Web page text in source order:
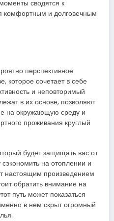
сводятся к
комфортным и долговечным
перспективное
которое сочетает в себе
и неповторимый
в их основе, позволяют
на окружающую среду и
проживания круглый
будет защищать вас от
на отоплении и
настоящим произведением
обратить внимание на
путь может показаться
в нем скрыт огромный